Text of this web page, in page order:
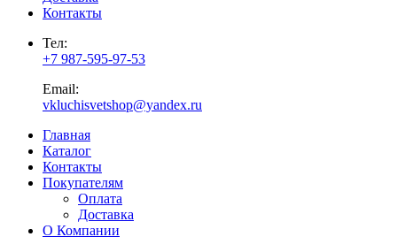
Контакты
Тел:
+7 987-595-97-53
Email:
vkluchisvetshop@yandex.ru
Главная
Каталог
Контакты
Покупателям
Оплата
Доставка
О Компании